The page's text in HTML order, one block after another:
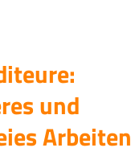
und
Arbeiten